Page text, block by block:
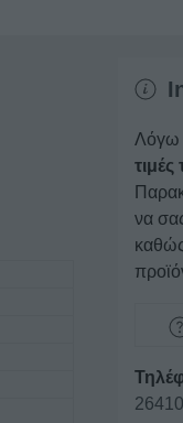
Λόγω
να
καθώς